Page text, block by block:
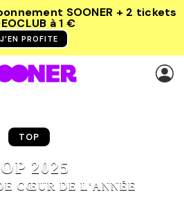
SOONER + 2 tickets
à 1 €
J’EN PROFITE
TOP
2025
CŒUR DE L'ANNÉE